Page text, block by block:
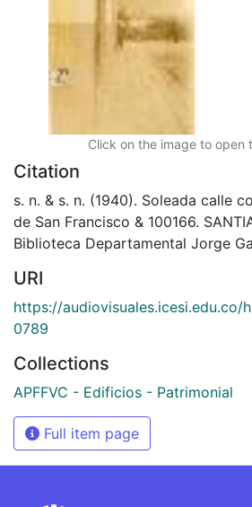
Click on the image to open
Citation
s. n. & s. n. (1940). Soleada calle
de San Francisco & 100166.
Biblioteca Departamental Jorge
URI
https://audiovisuales.icesi.edu.co/
0789
Collections
APFFVC - Edificios - Patrimonial
Full item page